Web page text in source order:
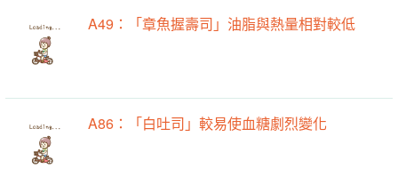
A49：「章魚握壽司」油脂與熱量相對較低
A86：「白吐司」較易使血糖劇烈變化